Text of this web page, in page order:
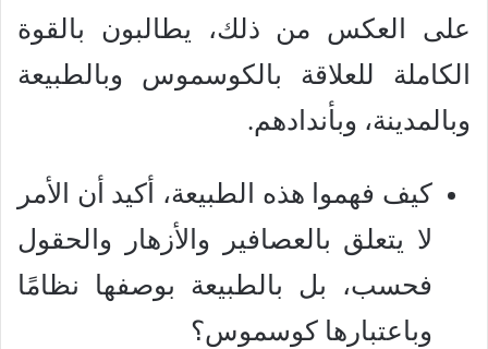
على العكس من ذلك، يطالبون بالقوة
الكاملة للعلاقة بالكوسموس وبالطبيعة
وبالمدينة، وبأندادهم.
كيف فهموا هذه الطبيعة، أكيد أن الأمر
لا يتعلق بالعصافير والأزهار والحقول
فحسب، بل بالطبيعة بوصفها نظامًا
وباعتبارها كوسموس؟